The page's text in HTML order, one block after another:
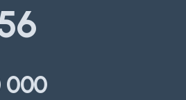
000